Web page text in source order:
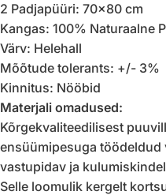
2 Padjapüüri: 70×80 cm
Kangas: 100% Naturaalne
Värv: Helehall
Mõõtude tolerants: +/- 3%
Kinnitus: Nööbid
Materjali omadused:
Kõrgekvaliteedilisest
ensüümipesuga töödeldud
vastupidav ja
Selle loomulik kergelt